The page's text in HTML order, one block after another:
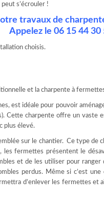
s’écrouler !
travaux de
Appelez le 06 15 44 30
choisis.
et la charpente à
est idéale pour pouvoir
Cette charpente offre un vaste
plus élevé.
sur le chantier. Ce type de
fermettes présentent le
et de les utiliser pour
perdus. Même si c’est
d’enlever les fermettes et